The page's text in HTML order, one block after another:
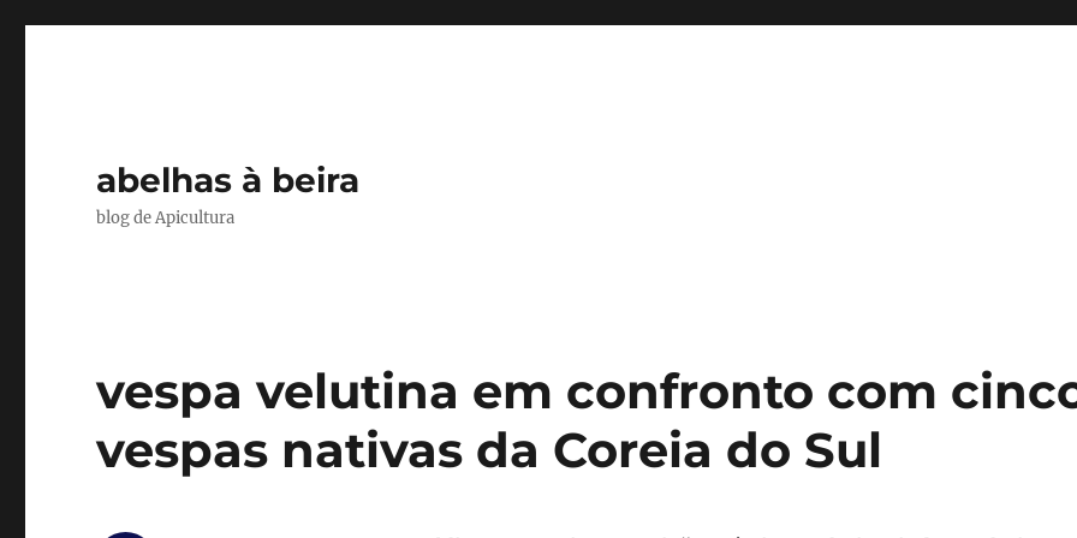
abelhas à beira
blog de Apicultura
vespa velutina em confronto com
vespas nativas da Coreia do Sul